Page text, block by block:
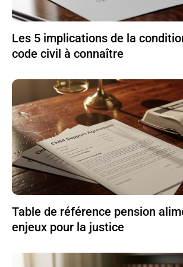
Les 5 implications de la
code civil à connaître
Table de référence pension
enjeux pour la justice